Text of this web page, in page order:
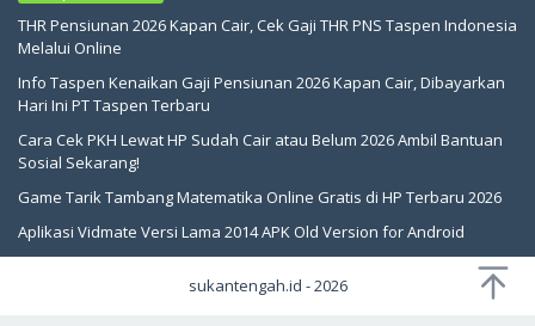
THR Pensiunan 2026 Kapan Cair, Cek Gaji THR PNS Taspen Indonesia
Melalui Online
Info Taspen Kenaikan Gaji Pensiunan 2026 Kapan Cair, Dibayarkan
Hari Ini PT Taspen Terbaru
Cara Cek PKH Lewat HP Sudah Cair atau Belum 2026 Ambil Bantuan
Sosial Sekarang!
Game Tarik Tambang Matematika Online Gratis di HP Terbaru 2026
Aplikasi Vidmate Versi Lama 2014 APK Old Version for Android
sukantengah.id - 2026